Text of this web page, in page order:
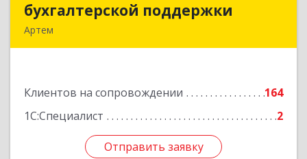
бухгалтерской поддержки
Артем
Клиентов на сопровождении
164
1С:Специалист
2
Отправить заявку
бухгалтерской поддержки
Подробнее
Отправить заявку